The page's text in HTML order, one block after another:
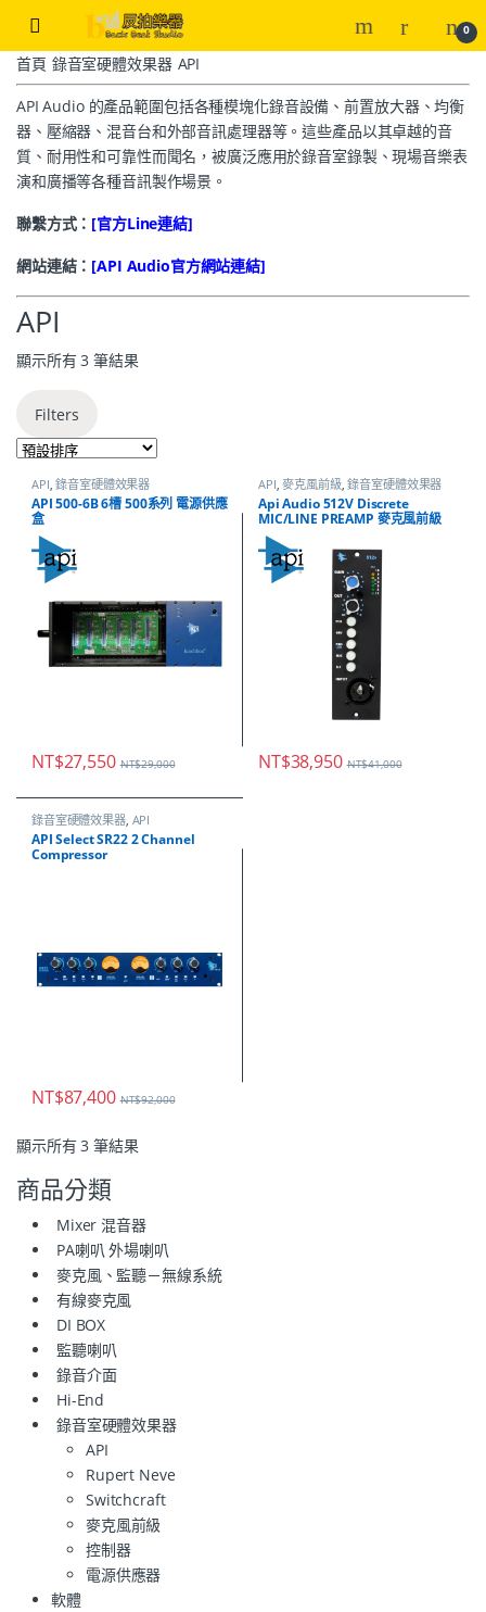
0
首頁 錄音室硬體效果器 API
API Audio 的產品範圍包括各種模塊化錄音設備、前置放大器、均衡
器、壓縮器、混音台和外部音訊處理器等。這些產品以其卓越的音
質、耐用性和可靠性而聞名，被廣泛應用於錄音室錄製、現場音樂表
演和廣播等各種音訊製作場景。
聯繫方式： [官方Line連結]
網站連結： [API Audio官方網站連結]
API
顯示所有 3 筆結果
Filters
API,錄音室硬體效果器
API 500-6B 6槽 500系列 電源供應
盒
NT$27,550 NT$29,000
API, 麥克風前級,錄音室硬體效果器
Api Audio 512V Discrete
MIC/LINE PREAMP 麥克風前級
NT$38,950 NT$41,000
錄音室硬體效果器, API
API Select SR22 2 Channel
Compressor
NT$87,400 NT$92,000
顯示所有 3 筆結果
商品分類
Mixer 混音器
PA喇叭 外場喇叭
麥克風、監聽－無線系統
有線麥克風
DI BOX
監聽喇叭
錄音介面
Hi-End
錄音室硬體效果器
API
Rupert Neve
Switchcraft
麥克風前級
控制器
電源供應器
軟體